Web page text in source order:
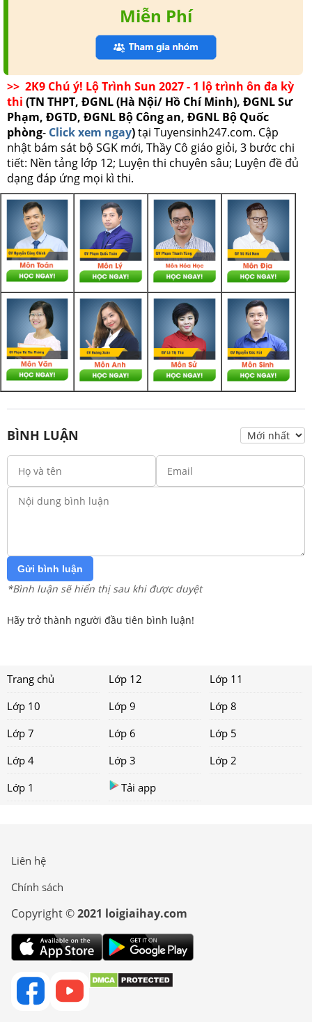
Miễn Phí
>> 2K9 Chú ý! Lộ Trình Sun 2027 - 1 lộ trình ôn đa kỳ
thi (TN THPT, ĐGNL (Hà Nội/ Hồ Chí Minh), ĐGNL Sư
Phạm, ĐGTD, ĐGNL Bộ Công an, ĐGNL Bộ Quốc
phòng- Click xem ngay)tại Tuyensinh247.com. Cập
nhật bám sát bộ SGK mới, Thầy Cô giáo giỏi, 3 bước chi
tiết: Nền tảng lớp 12; Luyện thi chuyên sâu; Luyện đề đủ
dạng đáp ứng mọi kì thi.
BÌNH LUẬN
Gửi bình luận
*Bình luận sẽ hiển thị sau khi được duyệt
Hãy trở thành người đầu tiên bình luận!
Trang chủ Lớp 12
Lớp 11
Lớp 10
Lớp 9
Lớp 8
Lớp 7
Lớp 6
Lớp 5
Lớp 4
Lớp 3
Lớp 2
Lớp 1
Tải app
Liên hệ
Chính sách
Copyright ©2021 loigiaihay.com